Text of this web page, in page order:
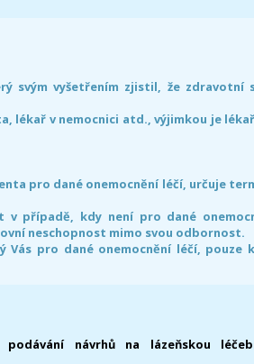
svým vyšetřením zjistil, že zdravotní
lékař v nemocnici atd., výjimkou je
pro dané onemocnění léčí, určuje
v případě, kdy není pro dané
neschopnost mimo svou odbornost.
pro dané onemocnění léčí, pouze
návrhů na lázeňskou